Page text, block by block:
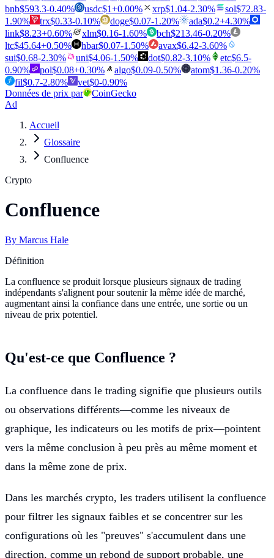
bnb$593.3-0.40% usdc$1+0.00% xrp$1.04-2.30% sol$72.83-
1.90% trx$0.33-0.10% doge$0.07-1.20% ada$0.2+4.30%
link$8.23+0.60% xlm$0.16-1.60% bch$213.46-0.20%
ltc$45.64+0.50% hbar$0.07-1.50% avax$6.42-3.60%
sui$0.68-2.30% uni$4.06-1.50% dot$0.82-3.10% etc$6.5-
0.90% pol$0.08+0.30% algo$0.09-0.50% atom$1.36-0.20%
fil$0.7-2.80% vet$0-0.90%
Données de prix par
CoinGecko
Ad
Accueil
Glossaire
Confluence
Crypto
Confluence
By Marcus Hale
Définition
La confluence se produit lorsque plusieurs signaux de trading
indépendants s'alignent pour soutenir la même idée de marché,
augmentant ainsi la confiance dans une entrée, une sortie ou un
niveau de prix potentiel.
Qu'est-ce que Confluence ?
La confluence dans le trading signifie que plusieurs outils
ou observations différents—comme les niveaux de
graphique, les indicateurs ou les motifs de prix—pointent
vers la même conclusion à peu près au même moment et
dans la même zone de prix.
Dans les marchés crypto, les traders utilisent la confluence
pour filtrer les signaux faibles et se concentrer sur les
configurations où les "preuves" s'accumulent dans une
direction, comme un rebond de support probable, une